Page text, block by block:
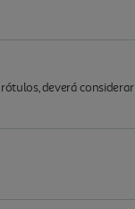
deverá